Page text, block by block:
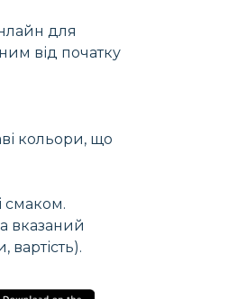
для
від початку
кольори, що
смаком.
вказаний
вартість).